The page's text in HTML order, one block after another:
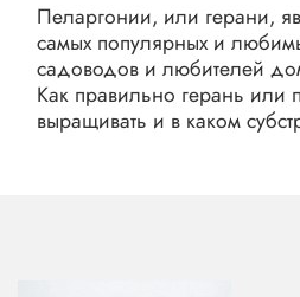
Пеларгонии, или герани,
самых популярных и
садоводов и любителей
Как правильно герань или
выращивать и в каком